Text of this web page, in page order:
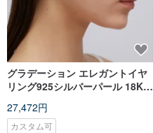
グラデーション エレガントイヤ
リング925シルバーパール 18Kゴ
ル イヤー クリップ
27,472円
カスタム可